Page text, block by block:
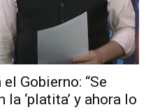
Gobierno: “Se
‘platita’ y ahora lo